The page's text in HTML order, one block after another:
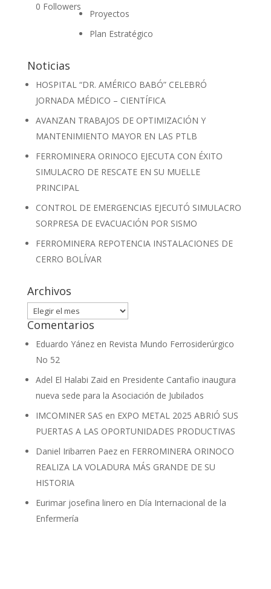
0 Followers
Proyectos
Plan Estratégico
Noticias
HOSPITAL “DR. AMÉRICO BABÓ” CELEBRÓ
JORNADA MÉDICO – CIENTÍFICA
AVANZAN TRABAJOS DE OPTIMIZACIÓN Y
MANTENIMIENTO MAYOR EN LAS PTLB
FERROMINERA ORINOCO EJECUTA CON ÉXITO
SIMULACRO DE RESCATE EN SU MUELLE
PRINCIPAL
CONTROL DE EMERGENCIAS EJECUTÓ SIMULACRO
SORPRESA DE EVACUACIÓN POR SISMO
FERROMINERA REPOTENCIA INSTALACIONES DE
CERRO BOLÍVAR
Archivos
Archivos
Comentarios
Eduardo Yánezen Revista Mundo Ferrosiderúrgico
No 52
Adel El Halabi Zaid en Presidente Cantafio inaugura
nueva sede para la Asociación de Jubilados
IMCOMINER SAS en EXPO METAL 2025 ABRIÓ SUS
PUERTAS A LAS OPORTUNIDADES PRODUCTIVAS
Daniel Iribarren Paezen FERROMINERA ORINOCO
REALIZA LA VOLADURA MÁS GRANDE DE SU
HISTORIA
Eurimar josefina linero en Día Internacional de la
Enfermería